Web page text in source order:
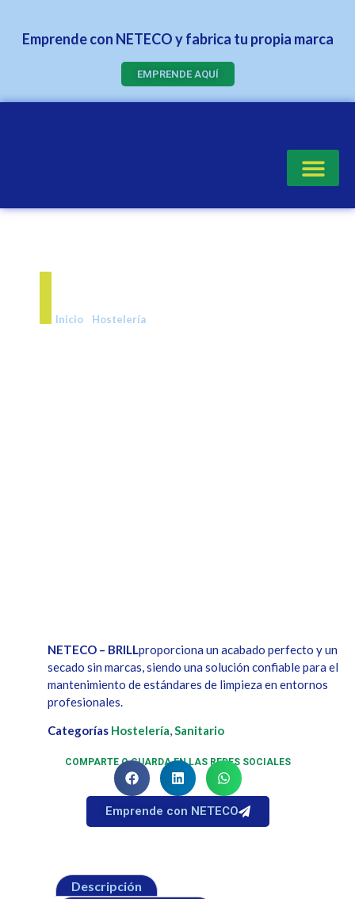
Emprende con NETECO y fabrica tu propia marca
EMPRENDE AQUÍ
MÁQUINAS LAVAVAJILLAS
Inicio Hostelería
NETECO – BRILLproporciona un acabado perfecto y un
secado sin marcas, siendo una solución confiable para el
mantenimiento de estándares de limpieza en entornos
profesionales.
Categorías Hostelería,Sanitario
COMPARTE O GUARDA EN LAS REDES SOCIALES
Emprende con NETECO
Descripción